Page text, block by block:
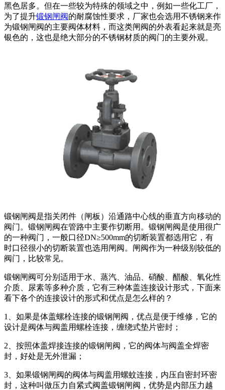
黑色居多。但在一些较为特殊的领域之中，例如一些化工厂，
为了提升锻钢闸阀的耐腐蚀性要求，厂家也会选用不锈钢来作
为锻钢闸阀的主要阀体材料，而这类闸阀的外表看起来就是亮
银色的，这也是绝大部分的不锈钢材质的阀门的主要外观。
锻钢闸阀是指关闭件（闸板）沿通路中心线的垂直方向移动的
阀门。锻钢闸阀在管路中主要作切断用。锻钢闸阀是使用很广
的一种阀门，一般口径DN≥500mm的切断装置都选用它，有
时口径很小的切断装置也选用闸阀。闸阀作为一种级别较低的
阀门，比较常见。
锻钢闸阀可分别适用于水、蒸汽、油品、硝酸、醋酸、氧化性
介质、尿素等多种介质，它有三种体盖连接设计形式，下面来
看下各个的连接设计的形式和优点是怎么样的？
1、如果是体盖螺栓连接的锻钢闸阀，优点是便于维修，它的
设计是阀体与阀盖用螺栓连接，缠绕式垫片密封；
2、按照体盖焊接连接的锻钢闸阀，它的阀体与阀盖全焊密
封，好处是无外泄漏；
3、如果锻钢闸阀的阀体与阀盖用螺蚊连接，内压自密封环密
封，这种叫做压力自紧式阀盖锻钢闸阀，优势是内部压力越